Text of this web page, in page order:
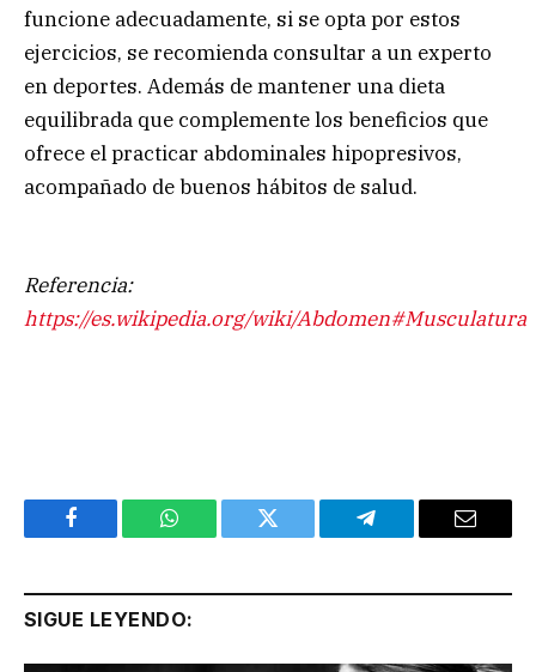
funcione adecuadamente, si se opta por estos
ejercicios, se recomienda consultar a un experto
en deportes. Además de mantener una dieta
equilibrada que complemente los beneficios que
ofrece el practicar abdominales hipopresivos,
acompañado de buenos hábitos de salud.
Referencia:
https://es.wikipedia.org/wiki/Abdomen#Musculatura
Facebook WhatsApp Twitter Telegram Email
SIGUE LEYENDO: